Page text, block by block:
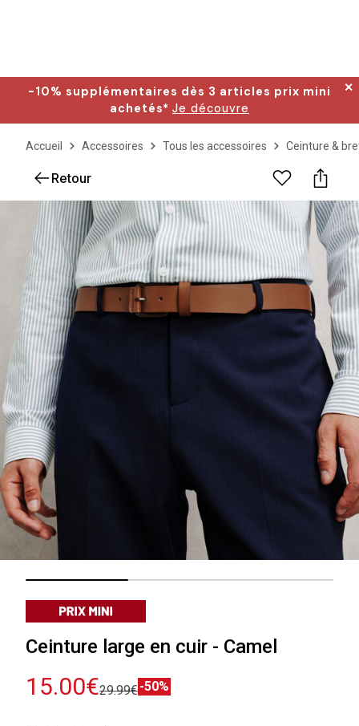
-10% supplémentaires dès 3 articles prix mini
achetés* Je découvre
✕
Accueil Accessoires Tous les accessoires Ceinture &
Retour
Ceinture large en cuir - Camel
15.00€29.99€-50%